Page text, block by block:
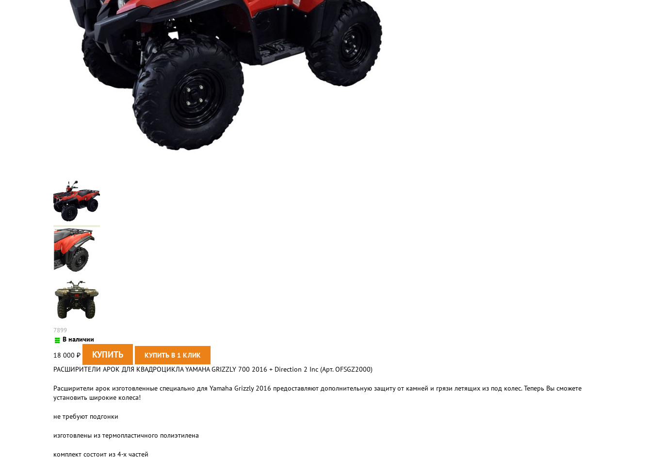
7899
В наличии
18 000 ₽
РАСШИРИТЕЛИ АРОК ДЛЯ КВАДРОЦИКЛА YAMAHA GRIZZLY 700 2016 + Direction 2 Inc (Арт. OFSGZ2000)
Расширители арок изготовленные специально для Yamaha Grizzly 2016 предоставляют дополнительную защиту от камней и грязи летящих из под колес. Теперь Вы сможете
установить широкие колеса!
не требуют подгонки
изготовлены из термопластичного полиэтилена
комплект состоит из 4-х частей